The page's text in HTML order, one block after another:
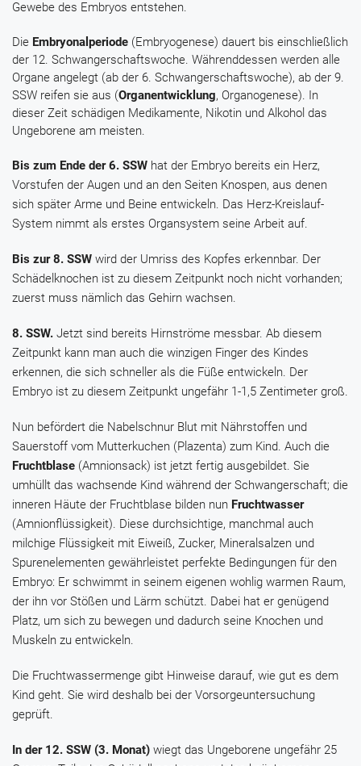
Gewebe des Embryos entstehen.
Die Embryonalperiode (Embryogenese) dauert bis einschließlich
der 12. Schwangerschaftswoche. Währenddessen werden alle
Organe angelegt (ab der 6. Schwangerschaftswoche), ab der 9.
SSW reifen sie aus (Organentwicklung, Organogenese). In
dieser Zeit schädigen Medikamente, Nikotin und Alkohol das
Ungeborene am meisten.
Bis zum Ende der 6. SSW hat der Embryo bereits ein Herz,
Vorstufen der Augen und an den Seiten Knospen, aus denen
sich später Arme und Beine entwickeln. Das Herz-Kreislauf-
System nimmt als erstes Organsystem seine Arbeit auf.
Bis zur 8. SSW wird der Umriss des Kopfes erkennbar. Der
Schädelknochen ist zu diesem Zeitpunkt noch nicht vorhanden;
zuerst muss nämlich das Gehirn wachsen.
8. SSW. Jetzt sind bereits Hirnströme messbar. Ab diesem
Zeitpunkt kann man auch die winzigen Finger des Kindes
erkennen, die sich schneller als die Füße entwickeln. Der
Embryo ist zu diesem Zeitpunkt ungefähr 1-1,5 Zentimeter groß.
Nun befördert die Nabelschnur Blut mit Nährstoffen und
Sauerstoff vom Mutterkuchen (Plazenta) zum Kind. Auch die
Fruchtblase (Amnionsack) ist jetzt fertig ausgebildet. Sie
umhüllt das wachsende Kind während der Schwangerschaft; die
inneren Häute der Fruchtblase bilden nun Fruchtwasser
(Amnionflüssigkeit). Diese durchsichtige, manchmal auch
milchige Flüssigkeit mit Eiweiß, Zucker, Mineralsalzen und
Spurenelementen gewährleistet perfekte Bedingungen für den
Embryo: Er schwimmt in seinem eigenen wohlig warmen Raum,
der ihn vor Stößen und Lärm schützt. Dabei hat er genügend
Platz, um sich zu bewegen und dadurch seine Knochen und
Muskeln zu entwickeln.
Die Fruchtwassermenge gibt Hinweise darauf, wie gut es dem
Kind geht. Sie wird deshalb bei der Vorsorgeuntersuchung
geprüft.
In der 12. SSW (3. Monat) wiegt das Ungeborene ungefähr 25